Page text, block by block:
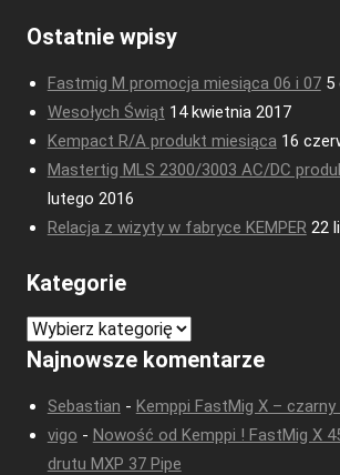
Ostatnie wpisy
Fastmig M promocja miesiąca 06 i 07 5
Wesołych Świąt 14 kwietnia 2017
Kempact R/A produkt miesiąca 16
Mastertig MLS 2300/3003 AC/DC
lutego 2016
Relacja z wizyty w fabryce KEMPER 22
Kategorie
Kategorie
Najnowsze komentarze
Sebastian - Kemppi FastMig X – czarny
vigo - Nowość od Kemppi ! FastMig X
drutu MXP 37 Pipe